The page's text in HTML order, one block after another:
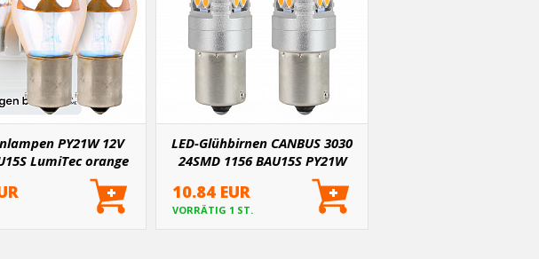
PY21W 12V
LumiTec orange
Stück. AMIO-04627
LED-Glühbirnen CANBUS 3030
24SMD 1156 BAU15S PY21W
10.84 EUR
VORRÄTIG 1 ST.